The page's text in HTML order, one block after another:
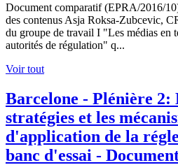
Document comparatif (EPRA/2016/
des contenus Asja Roksa-Zubcevic,
du groupe de travail I "Les médias en
autorités de régulation" q...
Voir tout
Barcelone - Plénière 2:
stratégies et les
d'application de la
banc d'essai -